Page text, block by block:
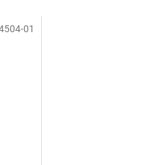
01